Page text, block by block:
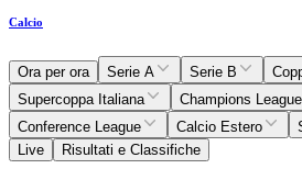
Calcio
Ora per ora Serie A Serie B
Supercoppa Italiana
Champions League
Conference League
Calcio Estero
Live
Risultati e Classifiche